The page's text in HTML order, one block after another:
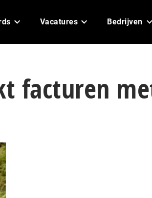
Vacatures Bedrijven
facturen